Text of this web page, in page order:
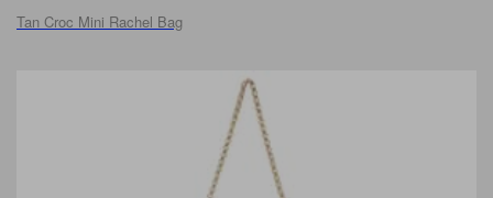
Tan Croc Mini Rachel Bag